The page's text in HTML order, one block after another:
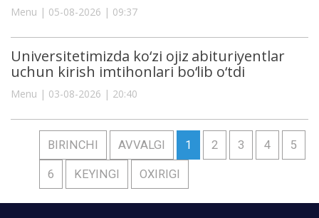
Menu | 05-08-2026 | 09:37
Universitetimizda ko‘zi ojiz abituriyentlar
uchun kirish imtihonlari bo‘lib o‘tdi
Menu | 03-08-2026 | 20:40
BIRINCHI AVVALGI 1 2 3 4 5
6 KEYINGI OXIRIGI